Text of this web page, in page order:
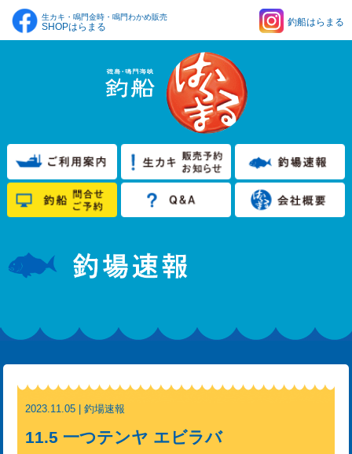
生カキ・鳴門金時・鳴門わかめ販売
SHOPはらまる 釣船はらまる
2023.11.05 | 釣場速報
11.5 一つテンヤ エビラバ